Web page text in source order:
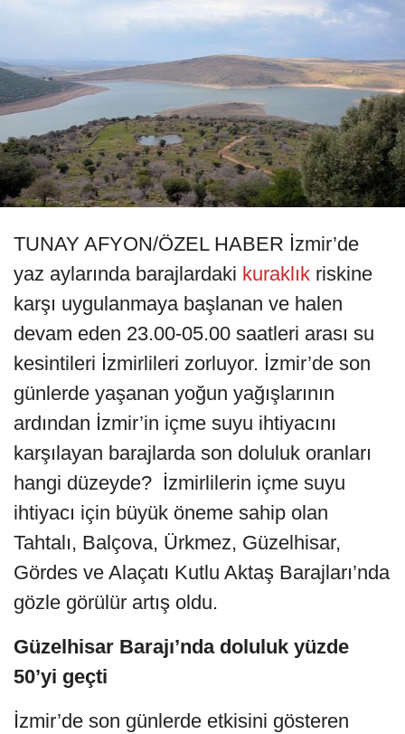
TUNAY AFYON/ÖZEL HABER İzmir’de
yaz aylarında barajlardaki kuraklık riskine
karşı uygulanmaya başlanan ve halen
devam eden 23.00-05.00 saatleri arası su
kesintileri İzmirlileri zorluyor. İzmir’de son
günlerde yaşanan yoğun yağışlarının
ardından İzmir’in içme suyu ihtiyacını
karşılayan barajlarda son doluluk oranları
hangi düzeyde? İzmirlilerin içme suyu
ihtiyacı için büyük öneme sahip olan
Tahtalı, Balçova, Ürkmez, Güzelhisar,
Gördes ve Alaçatı Kutlu Aktaş Barajları’nda
gözle görülür artış oldu.
Güzelhisar Barajı’nda doluluk yüzde
50’yi geçti
İzmir’de son günlerde etkisini gösteren